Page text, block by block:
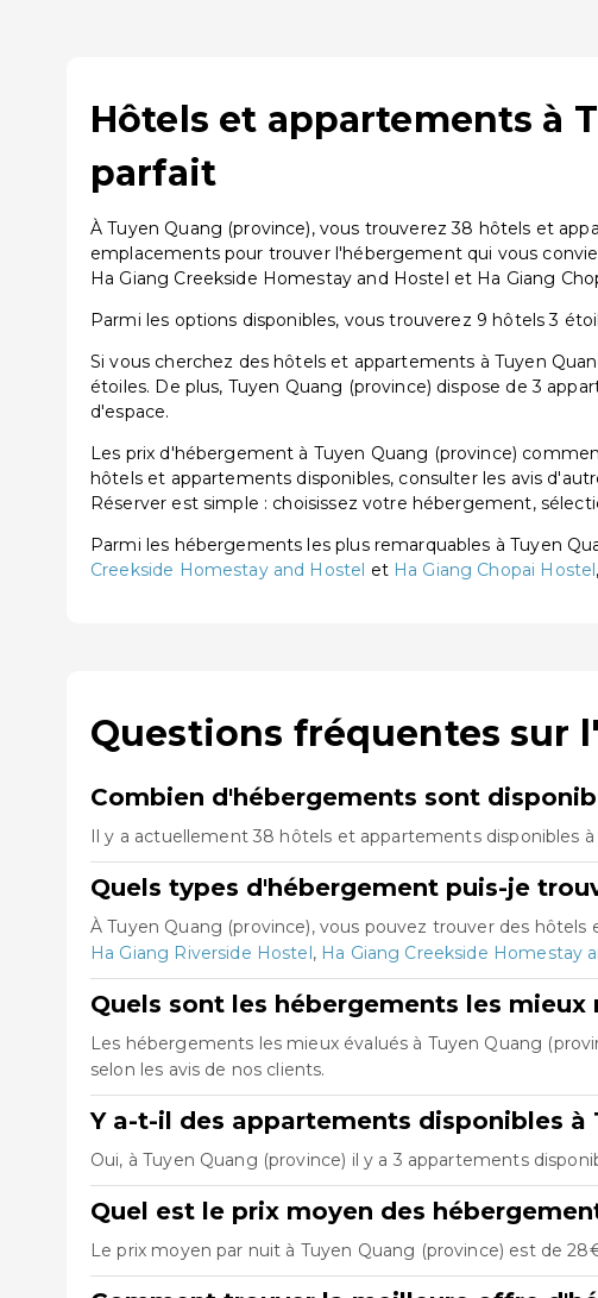
Hôtels et appartements à
parfait
À Tuyen Quang (province), vous trouverez 38 hôtels et
emplacements pour trouver l'hébergement qui vous
Ha Giang Creekside Homestay and Hostel et Ha Giang
Parmi les options disponibles, vous trouverez 9 hôtels 3
Si vous cherchez des hôtels et appartements à Tuyen
étoiles. De plus, Tuyen Quang (province) dispose de 3
d'espace.
Les prix d'hébergement à Tuyen Quang (province)
hôtels et appartements disponibles, consulter les avis
Réserver est simple : choisissez votre hébergement,
Parmi les hébergements les plus remarquables à Tuyen
Creekside Homestay and Hostel et Ha Giang Chopai Hostel
Questions fréquentes sur
Combien d'hébergements sont
Il y a actuellement 38 hôtels et appartements disponibles
Quels types d'hébergement puis-je
À Tuyen Quang (province), vous pouvez trouver des
Ha Giang Riverside Hostel, Ha Giang Creekside Homestay
Quels sont les hébergements les
Les hébergements les mieux évalués à Tuyen Quang
selon les avis de nos clients.
Y a-t-il des appartements disponibles à
Oui, à Tuyen Quang (province) il y a 3 appartements
Quel est le prix moyen des
Le prix moyen par nuit à Tuyen Quang (province) est de